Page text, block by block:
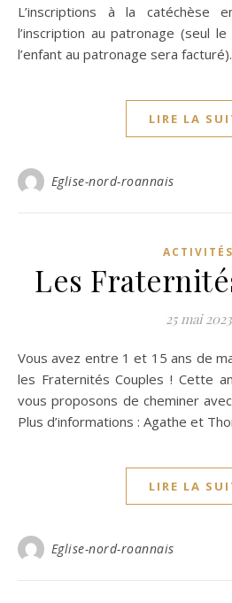
L’inscriptions à la catéchèse
l’inscription au patronage (seul
l’enfant au patronage sera
LIRE LA
Eglise-nord-roannais
ACTIVITÉS
Les
25 mai 2023
Vous avez entre 1 et 15 ans de mariage ? Venez découvrir
les Fraternités Couples ! Cette
vous proposons de cheminer
Plus d’informations : Agathe et
LIRE LA
Eglise-nord-roannais